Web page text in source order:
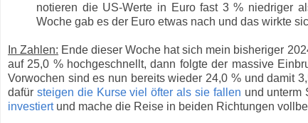
notieren die US-Werte in Euro fast 3 % niedriger
Woche gab es der Euro etwas nach und das wirkte
In Zahlen: Ende dieser Woche hat sich mein bisheriger
auf 25,0 % hochgeschnellt, dann folgte der massive
Vorwochen sind es nun bereits wieder 24,0 % und damit
dafür steigen die Kurse viel öfter als sie fallen und unterm
investiertund mache die Reise in beiden Richtungen